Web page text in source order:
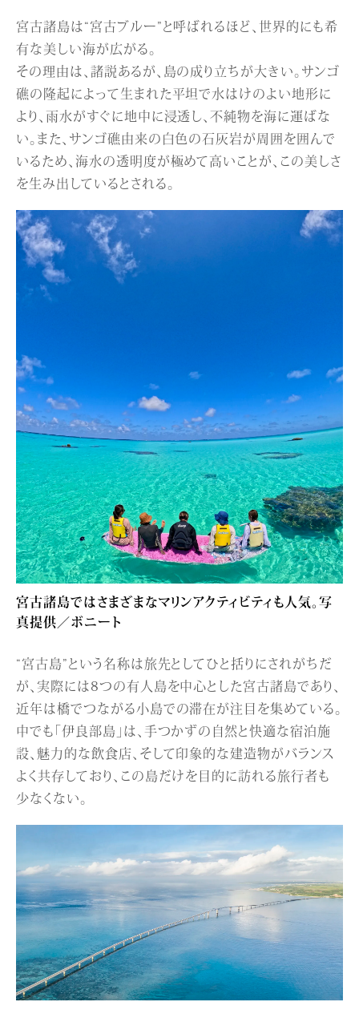
宮古諸島は“宮古ブルー”と呼ばれるほど、世界的にも希
有な美しい海が広がる。
その理由は、諸説あるが、島の成り立ちが大きい。サンゴ
礁の隆起によって生まれた平坦で水はけのよい地形に
より、雨水がすぐに地中に浸透し、不純物を海に運ばな
い。また、サンゴ礁由来の白色の石灰岩が周囲を囲んで
いるため、海水の透明度が極めて高いことが、この美しさ
を生み出しているとされる。
宮古諸島ではさまざまなマリンアクティビティも人気。写
真提供／ボニート
“宮古島”という名称は旅先としてひと括りにされがちだ
が、実際には8つの有人島を中心とした宮古諸島であり、
近年は橋でつながる小島での滞在が注目を集めている。
中でも「伊良部島」は、手つかずの自然と快適な宿泊施
設、魅力的な飲食店、そして印象的な建造物がバランス
よく共存しており、この島だけを目的に訪れる旅行者も
少なくない。